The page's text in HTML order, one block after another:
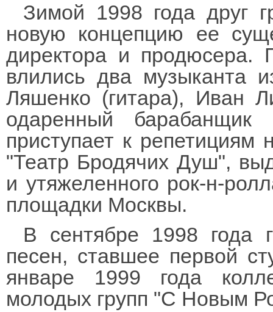
Зимой 1998 года друг
новую концепцию ее
директора и
влились два музыканта
Ляшенко (гитара), Иван
одаренный барабанщик
приступает к
"Театр Бродячих Душ",
и утяжеленного рок-н-
площадки Москвы.
В сентябре 1998 года
песен, ставшее первой
январе 1999 года
молодых групп "С Новым